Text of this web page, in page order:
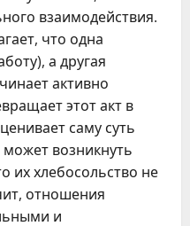
взаимодействия.
что одна
а другая
активно
этот акт в
саму суть
может возникнуть
их хлебосольство не
отношения
и